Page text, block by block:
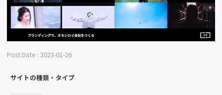
Post Date : 2023-01-26
サイトの種類・タイプ